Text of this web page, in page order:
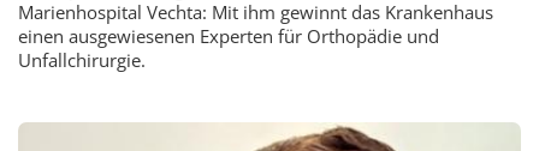
Marienhospital Vechta: Mit ihm gewinnt das Krankenhaus
einen ausgewiesenen Experten für Orthopädie und
Unfallchirurgie.